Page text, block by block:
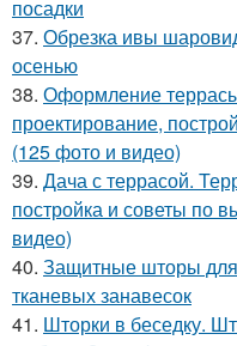
посадки
37. Обрезка ивы
осенью
38. Оформление
проектирование,
(125 фото и видео)
39. Дача с террасой.
постройка и советы по
видео)
40. Защитные шторы
тканевых занавесок
41. Шторки в беседку.